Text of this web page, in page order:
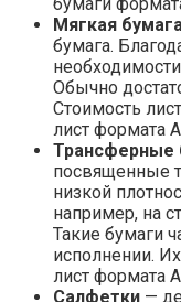
Мягкая бумага
бумага.
Обычно
Стоимость
лист формата
Трансферные
посвященные
низкой
например, на
Такие бумаги
исполнении.
лист формата
Салфетки —